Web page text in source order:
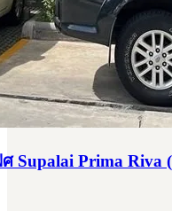
Prima Riva